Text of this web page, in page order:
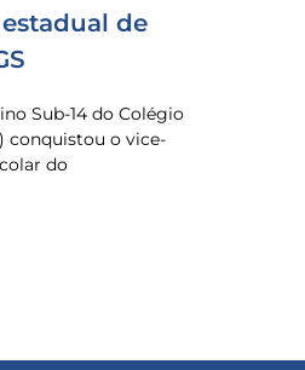
de
Sub-14 do Colégio
conquistou o vice-
do